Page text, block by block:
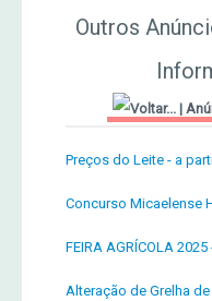
Outros
|
Preços do Leite - a
Concurso Micaelense
FEIRA AGRÍCOLA 2025
Alteração de Grelha